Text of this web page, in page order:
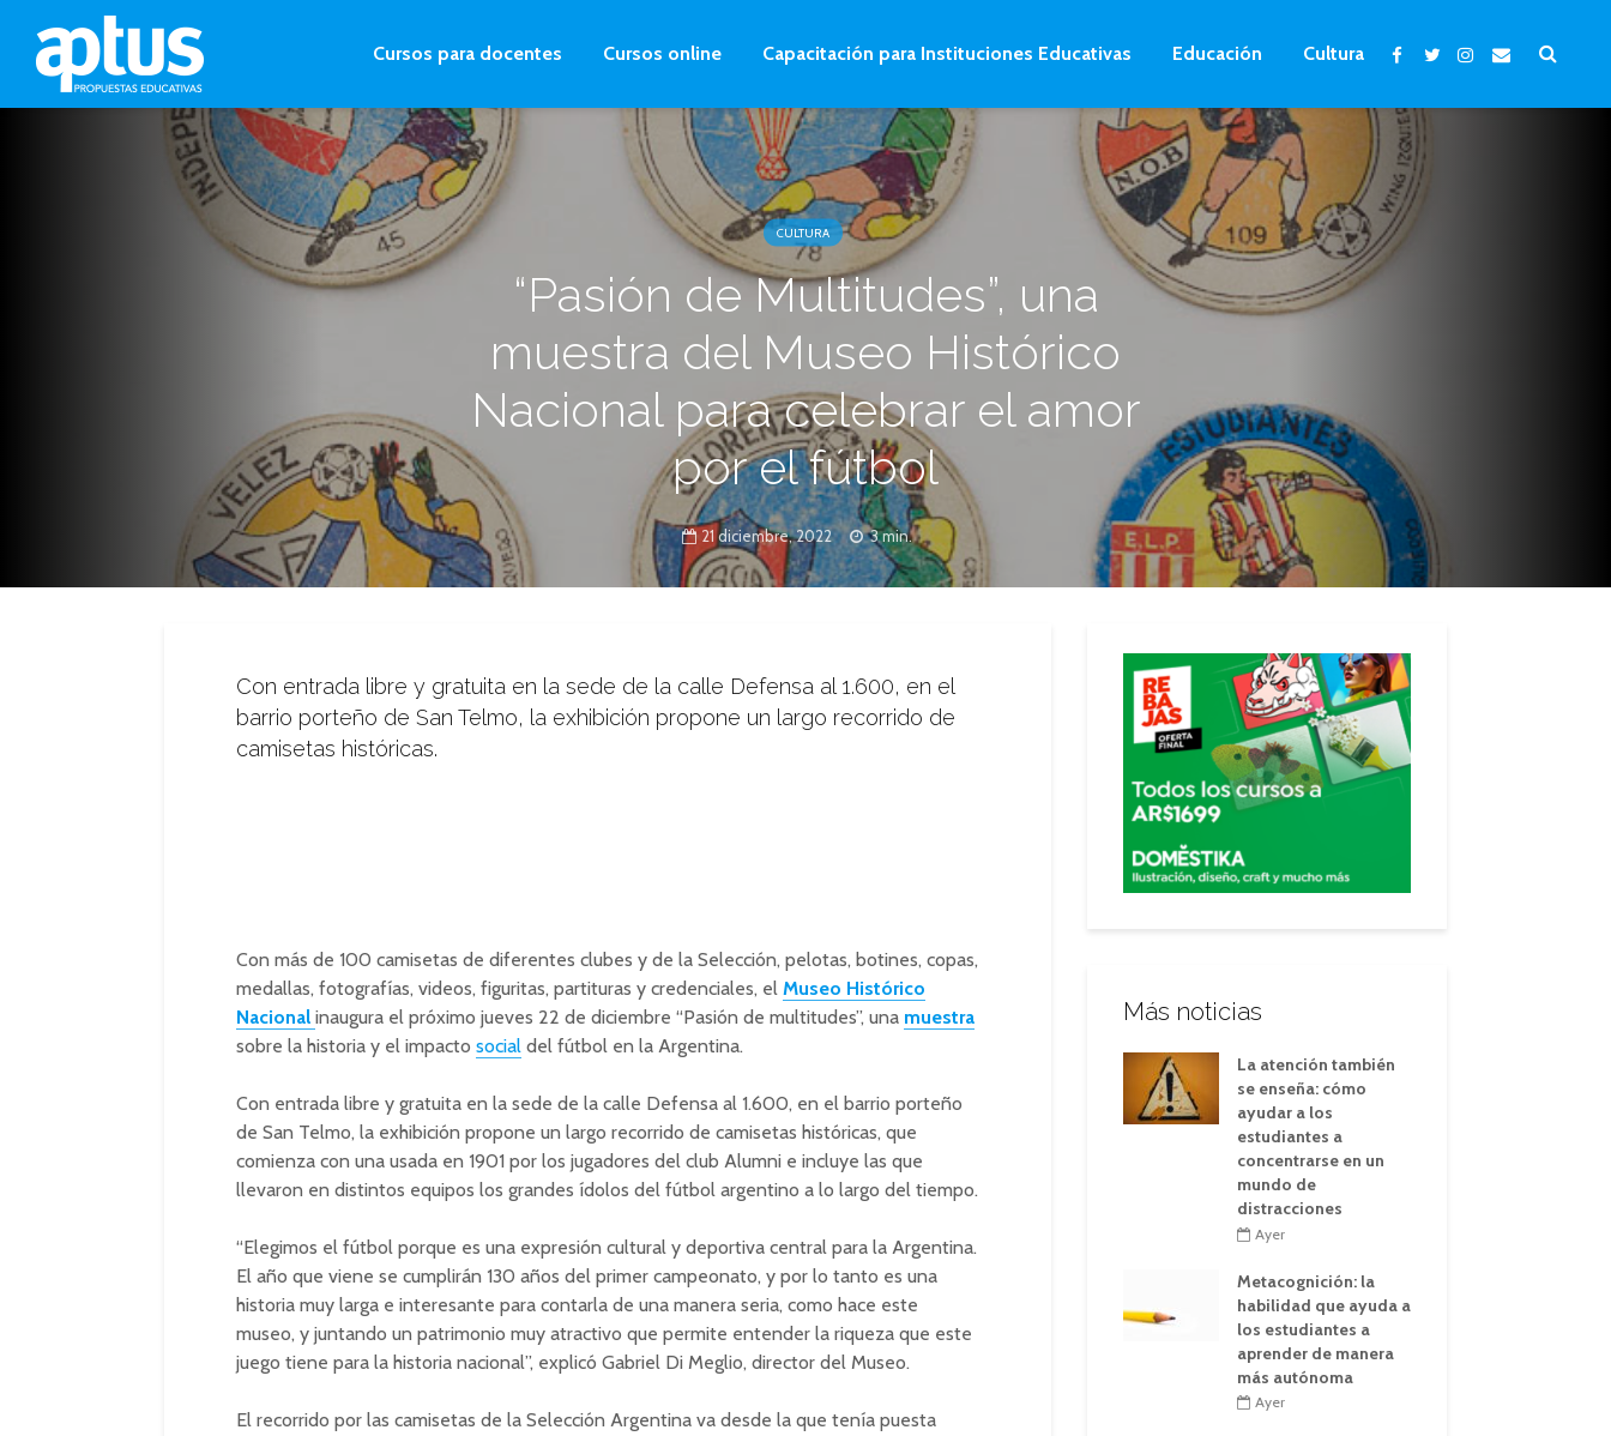
Cursos para docentes Cursos online Capacitación para Instituciones Educativas Educación Cultura
CULTURA
“Pasión de Multitudes”, una
muestra del Museo Histórico
Nacional para celebrar el amor
por el fútbol
21 diciembre, 2022 3 min.
Con entrada libre y gratuita en la sede de la calle Defensa al 1.600, en el
barrio porteño de San Telmo, la exhibición propone un largo recorrido de
camisetas históricas.
Con más de 100 camisetas de diferentes clubes y de la Selección, pelotas, botines, copas,
medallas, fotografías, videos, figuritas, partituras y credenciales, el Museo Histórico
Nacional inaugura el próximo jueves 22 de diciembre “Pasión de multitudes”, una muestra
sobre la historia y el impacto social del fútbol en la Argentina.
Con entrada libre y gratuita en la sede de la calle Defensa al 1.600, en el barrio porteño
de San Telmo, la exhibición propone un largo recorrido de camisetas históricas, que
comienza con una usada en 1901 por los jugadores del club Alumni e incluye las que
llevaron en distintos equipos los grandes ídolos del fútbol argentino a lo largo del tiempo.
“Elegimos el fútbol porque es una expresión cultural y deportiva central para la Argentina.
El año que viene se cumplirán 130 años del primer campeonato, y por lo tanto es una
historia muy larga e interesante para contarla de una manera seria, como hace este
museo, y juntando un patrimonio muy atractivo que permite entender la riqueza que este
juego tiene para la historia nacional”, explicó Gabriel Di Meglio, director del Museo.
El recorrido por las camisetas de la Selección Argentina va desde la que tenía puesta
Más noticias
La atención también
se enseña: cómo
ayudar a los
estudiantes a
concentrarse en un
mundo de
distracciones
Ayer
Metacognición: la
habilidad que ayuda a
los estudiantes a
aprender de manera
más autónoma
Ayer